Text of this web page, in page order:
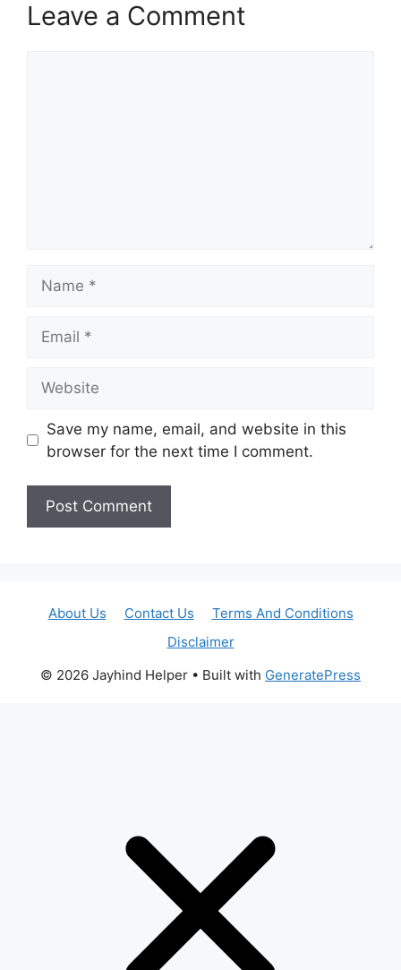
Leave a Comment
Save my name, email, and website in this
browser for the next time I comment.
About Us Contact Us
Terms And Conditions
Disclaimer
© 2026 Jayhind Helper • Built with GeneratePress